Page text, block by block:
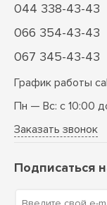
044 338-43-43
066 354-43-43
067 345-43-43
График работы
Пн — Вс: с 10:00
Заказать звонок
Подписаться